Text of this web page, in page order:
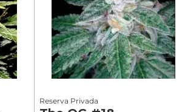
Reserva Privada